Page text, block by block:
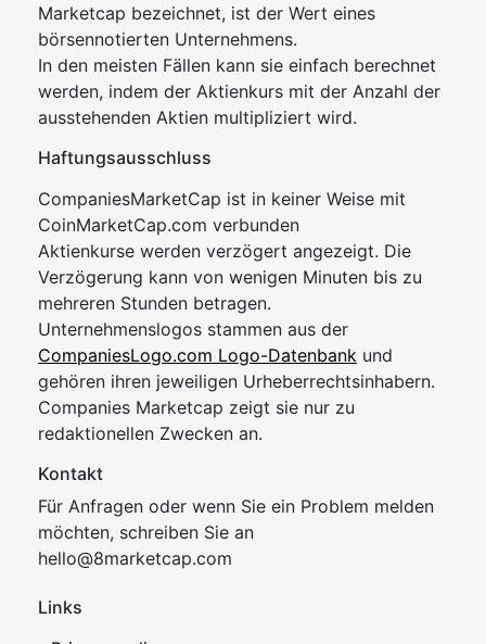
Marketcap bezeichnet, ist der Wert eines
börsennotierten Unternehmens.
In den meisten Fällen kann sie einfach berechnet
werden, indem der Aktienkurs mit der Anzahl der
ausstehenden Aktien multipliziert wird.
Haftungsausschluss
CompaniesMarketCap ist in keiner Weise mit
CoinMarketCap.com verbunden
Aktienkurse werden verzögert angezeigt. Die
Verzögerung kann von wenigen Minuten bis zu
mehreren Stunden betragen.
Unternehmenslogos stammen aus der
CompaniesLogo.com Logo-Datenbank und
gehören ihren jeweiligen Urheberrechtsinhabern.
Companies Marketcap zeigt sie nur zu
redaktionellen Zwecken an.
Kontakt
Für Anfragen oder wenn Sie ein Problem melden
möchten, schreiben Sie an
hello@8marketcap.com
Links